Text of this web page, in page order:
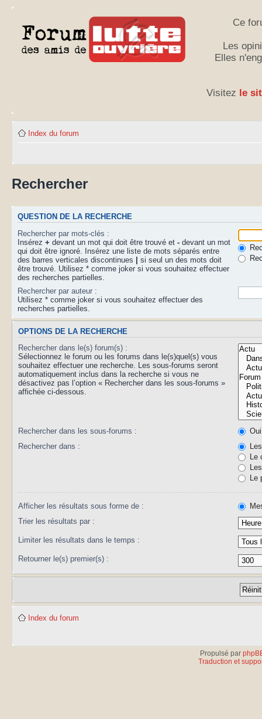
Ce
Les
Elles
Visitez le
Index du forum
Rechercher
QUESTION DE LA RECHERCHE
Rechercher par mots-clés :
Insérez + devant un mot qui doit être trouvé et - devant un mot
qui doit être ignoré. Insérez une liste de mots séparés entre
des barres verticales discontinues
si seul un des mots doit
être trouvé. Utilisez * comme joker si vous souhaitez effectuer
des recherches partielles.
Rechercher par auteur :
Utilisez * comme joker si vous souhaitez effectuer des
recherches partielles.
OPTIONS DE LA RECHERCHE
Rechercher dans le(s) forum(s) :
Sélectionnez le forum ou les forums dans le(s)quel(s) vous
souhaitez effectuer une recherche. Les sous-forums seront
automatiquement inclus dans la recherche si vous ne
désactivez pas l’option « Rechercher dans les sous-forums »
affichée ci-dessous.
Rechercher dans les sous-forums :
Oui
Rechercher dans :
Le
Le
Afficher les résultats sous forme de :
Trier les résultats par :
Limiter les résultats dans le temps :
Retourner le(s) premier(s) :
Index du forum
Propulsé par
Traduction et